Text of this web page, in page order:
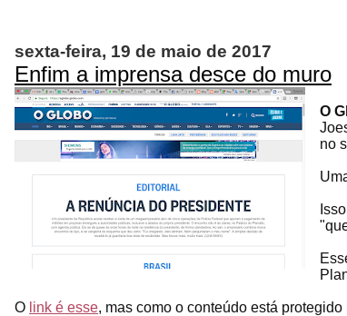
sexta-feira, 19 de maio de 2017
Enfim a imprensa desce do muro
O
no
O link é esse, mas como o conteúdo está